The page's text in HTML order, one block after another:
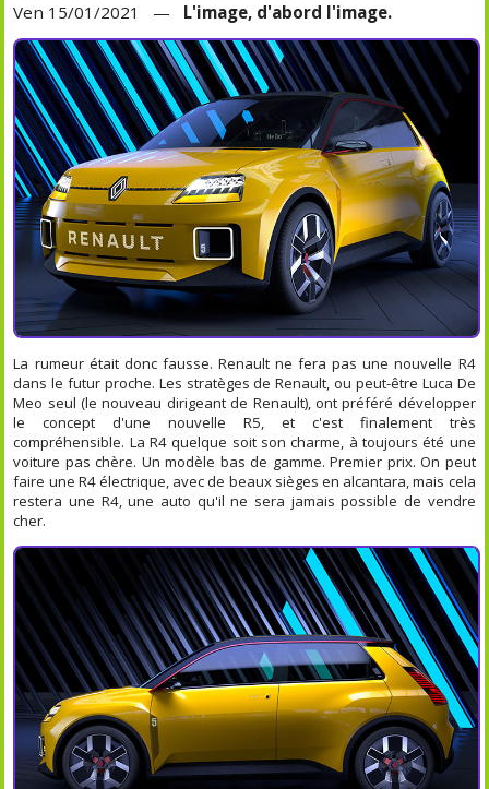
Ven 15/01/2021 — L'image, d'abord l'image.
La rumeur était donc fausse. Renault ne fera pas une nouvelle R4
dans le futur proche. Les stratèges de Renault, ou peut-être Luca De
Meo seul (le nouveau dirigeant de Renault), ont préféré développer
le concept d'une nouvelle R5, et c'est finalement très
compréhensible. La R4 quelque soit son charme, à toujours été une
voiture pas chère. Un modèle bas de gamme. Premier prix. On peut
faire une R4 électrique, avec de beaux sièges en alcantara, mais cela
restera une R4, une auto qu'il ne sera jamais possible de vendre
cher.